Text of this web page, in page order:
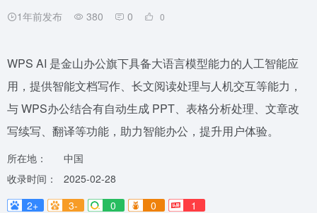
1年前发布 380 0 0
WPS AI 是金山办公旗下具备大语言模型能力的人工智能应
用，提供智能文档写作、长文阅读处理与人机交互等能力，
与 WPS办公结合有自动生成 PPT、表格分析处理、文章改
写续写、翻译等功能，助力智能办公，提升用户体验。
所在地：
中国
收录时间：
2025-02-28
2+
3- 0 0 1